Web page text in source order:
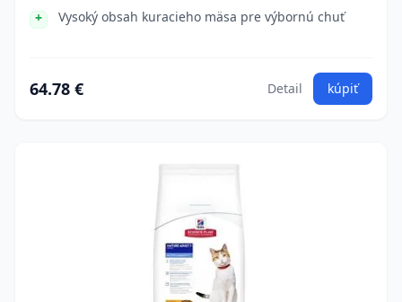
Vysoký obsah kuracieho mäsa pre výbornú chuť
64.78 € Detail kúpiť